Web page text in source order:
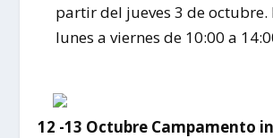
partir del jueves 3 de
lunes a viernes de 10:00 a
12 -13 Octubre Campamento